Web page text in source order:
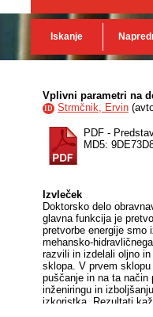
Iskanje
Vplivni parametri na
ID Strmčnik, Ervin (
PDF -
MD5:
Izvleček
Doktorsko delo
glavna funkcija je
pretvorbe energije smo
mehansko-
razvili in izdelali oljno
sklopa. V prvem
puščanje in na ta
inženiringu in
izkoristka. Rezultati